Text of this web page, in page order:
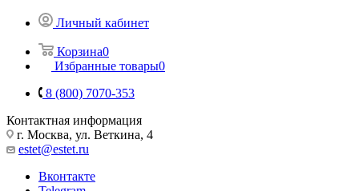
Личный кабинет
Корзина0
Избранные товары0
8 (800) 7070-353
Контактная информация
г. Москва, ул. Веткина, 4
estet@estet.ru
Вконтакте